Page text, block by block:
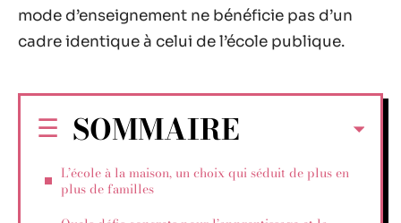
mode d’enseignement ne bénéficie pas d’un
cadre identique à celui de l’école publique.
SOMMAIRE
L’école à la maison, un choix qui séduit de plus en
plus de familles